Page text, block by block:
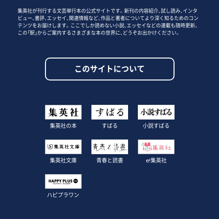
集英社が刊行する文芸単行本の公式サイトです。新刊の内容紹介、試し読み、インタ
ビュー、書評、エッセイ、関連情報など、作品と著者についてより深く知るためのコン
テンツをお届けします。ここでしか読めない小説、エッセイなどの連載も随時更新。
この「駅」からご案内するさまざまな本の世界に、どうぞお出かけください。
このサイトについて
集英社の本 すばる 小説すばる
集英社文庫 青春と読書 e!集英社
ハピプラワン